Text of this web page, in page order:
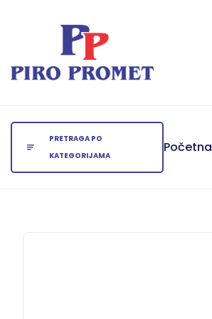
PRETRAGA PO
KATEGORIJAMA
Početna